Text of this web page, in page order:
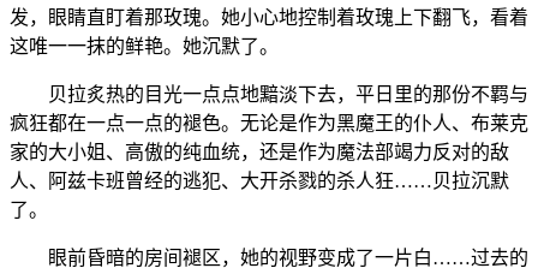
发，眼睛直盯着那玫瑰。她小心地控制着玫瑰上下翻飞，看着
这唯一一抹的鲜艳。她沉默了。
贝拉炙热的目光一点点地黯淡下去，平日里的那份不羁与
疯狂都在一点一点的褪色。无论是作为黑魔王的仆人、布莱克
家的大小姐、高傲的纯血统，还是作为魔法部竭力反对的敌
人、阿兹卡班曾经的逃犯、大开杀戮的杀人狂……贝拉沉默
了。
眼前昏暗的房间褪区，她的视野变成了一片白……过去的